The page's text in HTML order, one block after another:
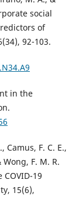
social
of
92-103.
in the
Camus, F. C. E.,
Wong, F. M. R.
19
15(6),